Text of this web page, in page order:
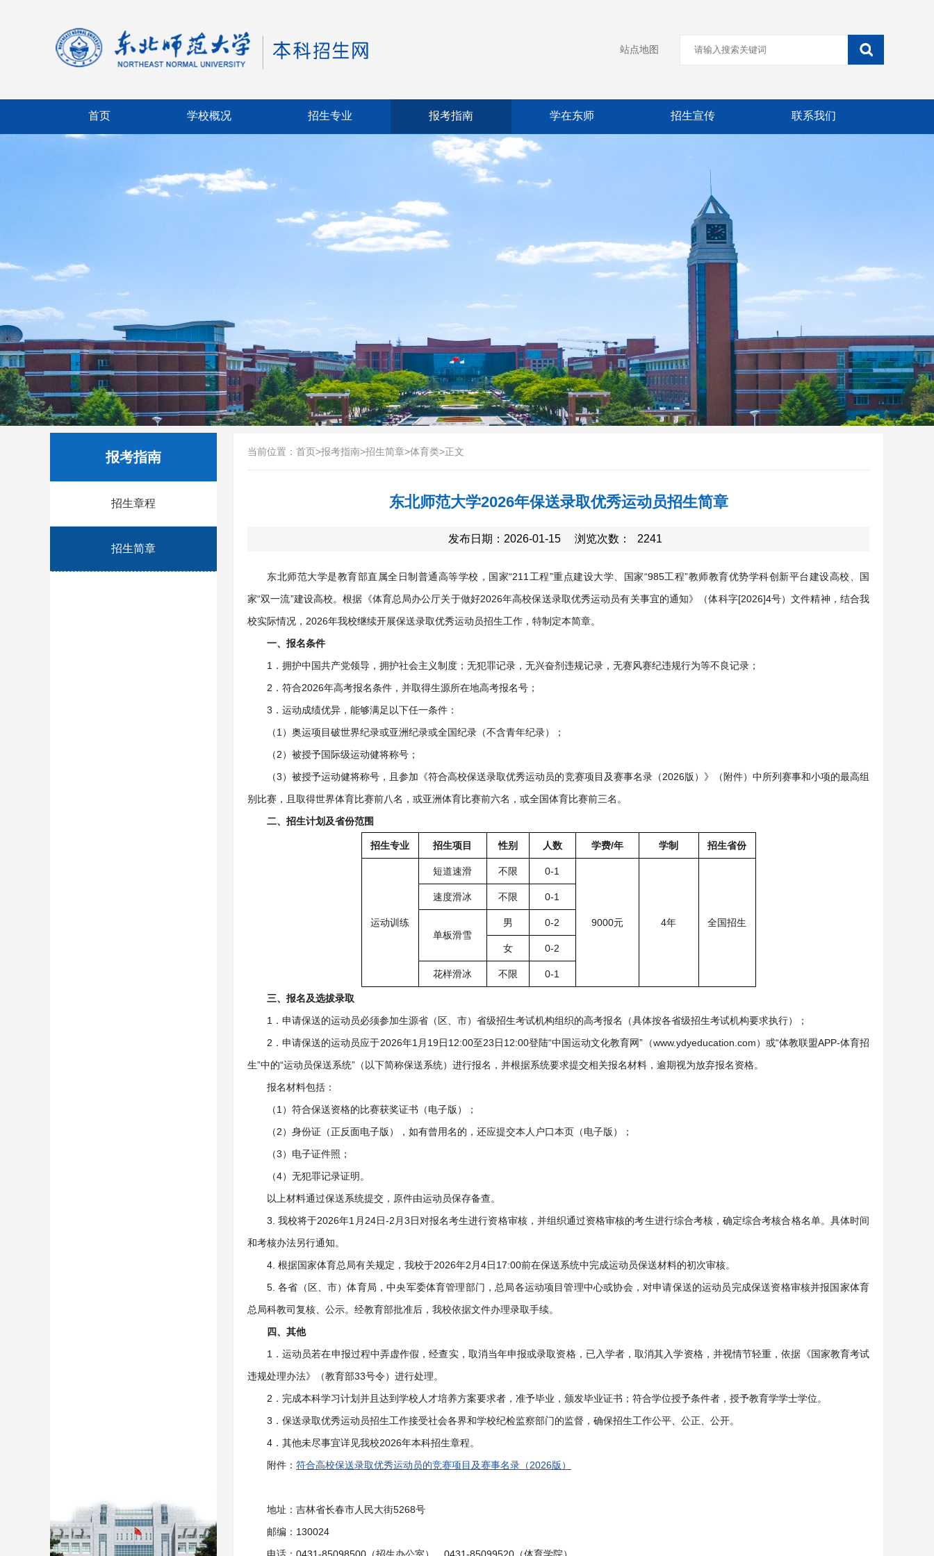
站点地图
首页 学校概况 招生专业 报考指南 学在东师 招生宣传 联系我们
报考指南
招生章程
招生简章
当前位置： 首页>报考指南>招生简章>体育类>正文
东北师范大学2026年保送录取优秀运动员招生简章
发布日期：2026-01-15 浏览次数： 2241
东北师范大学是教育部直属全日制普通高等学校，国家“211工程”重点建设大学、国家“985工程”教师教育优势学科创新平台建设高校、国
家“双一流”建设高校。根据《体育总局办公厅关于做好2026年高校保送录取优秀运动员有关事宜的通知》（体科字[2026]4号）文件精神，结合我
校实际情况，2026年我校继续开展保送录取优秀运动员招生工作，特制定本简章。
一、 报名条件
1．拥护中国共产党领导，拥护社会主义制度；无犯罪记录，无兴奋剂违规记录，无赛风赛纪违规行为等不良记录；
2．符合2026年高考报名条件，并取得生源所在地高考报名号；
3．运动成绩优异，能够满足以下任一条件：
（1）奥运项目破世界纪录或亚洲纪录或全国纪录（不含青年纪录）；
（2）被授予国际级运动健将称号；
（3）被授予运动健将称号，且参加《符合高校保送录取优秀运动员的竞赛项目及赛事名录（2026版）》（附件）中所列赛事和小项的最高组
别比赛，且取得世界体育比赛前八名，或亚洲体育比赛前六名，或全国体育比赛前三名。
二、招生计划及省份范围
招生专业 招生项目 性别 人数 学费/年 学制 招生省份
运动训练
短道速滑 不限 0-1
9000元 4年 全国招生
速度滑冰 不限 0-1
单板滑雪
男 0-2
女 0-2
花样滑冰 不限 0-1
三、 报名及选拔录取
1．申请保送的运动员必须参加生源省（区、市）省级招生考试机构组织的高考报名（具体按各省级招生考试机构要求执行）；
2．申请保送的运动员应于2026年1月19日12:00至23日12:00登陆“中国运动文化教育网”（www.ydyeducation.com）或“体教联盟APP-体育招
生”中的“运动员保送系统”（以下简称保送系统）进行报名，并根据系统要求提交相关报名材料，逾期视为放弃报名资格。
报名材料包括：
（1）符合保送资格的比赛获奖证书（电子版）；
（2）身份证（正反面电子版），如有曾用名的，还应提交本人户口本页（电子版）；
（3）电子证件照；
（4）无犯罪记录证明。
以上材料通过保送系统提交，原件由运动员保存备查。
3. 我校将于2026年1月24日-2月3日对报名考生进行资格审核，并组织通过资格审核的考生进行综合考核，确定综合考核合格名单。具体时间
和考核办法另行通知。
4. 根据国家体育总局有关规定，我校于2026年2月4日17:00前在保送系统中完成运动员保送材料的初次审核。
5. 各省（区、市）体育局，中央军委体育管理部门，总局各运动项目管理中心或协会，对申请保送的运动员完成保送资格审核并报国家体育
总局科教司复核、公示。经教育部批准后，我校依据文件办理录取手续。
四、其他
1．运动员若在申报过程中弄虚作假，经查实，取消当年申报或录取资格，已入学者，取消其入学资格，并视情节轻重，依据《国家教育考试
违规处理办法》（教育部33号令）进行处理。
2．完成本科学习计划并且达到学校人才培养方案要求者，准予毕业，颁发毕业证书；符合学位授予条件者，授予教育学学士学位。
3．保送录取优秀运动员招生工作接受社会各界和学校纪检监察部门的监督，确保招生工作公平、公正、公开。
4．其他未尽事宜详见我校2026年本科招生章程。
附件： 符合高校保送录取优秀运动员的竞赛项目及赛事名录（2026版）
地址：吉林省长春市人民大街5268号
邮编：130024